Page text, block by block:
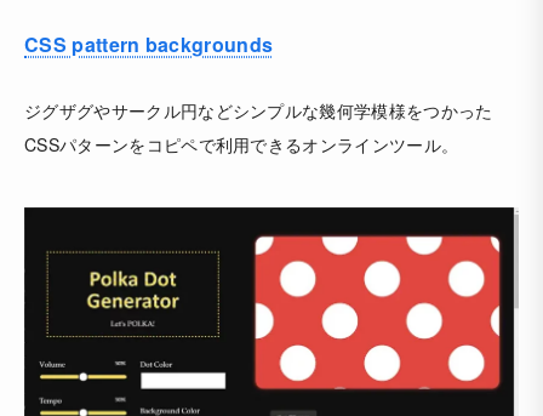
CSS pattern backgrounds
ジグザグやサークル円などシンプルな幾何学模様をつかった
CSSパターンをコピペで利用できるオンラインツール。